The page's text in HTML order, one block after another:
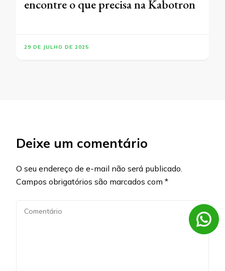
encontre o que precisa na Kabotron
29 DE JULHO DE 2025
Deixe um comentário
O seu endereço de e-mail não será publicado.
Campos obrigatórios são marcados com *